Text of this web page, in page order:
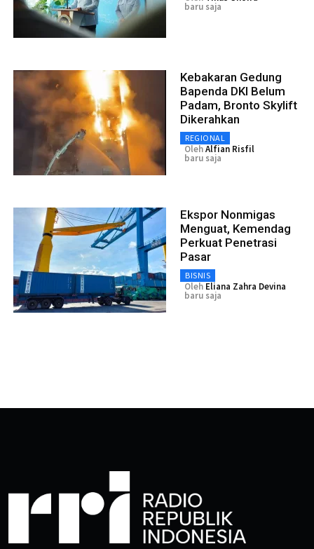
baru saja
Kebakaran Gedung
Bapenda DKI Belum
Padam, Bronto Skylift
Dikerahkan
REGIONAL
OlehAlfian Risfil
baru saja
Ekspor Nonmigas
Menguat, Kemendag
Perkuat Penetrasi
Pasar
BISNIS
Oleh Eliana Zahra Devina
baru saja